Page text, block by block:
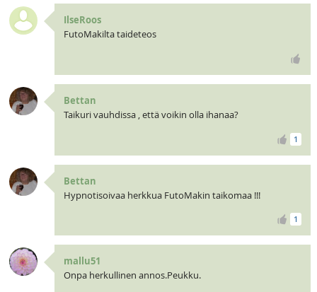
IlseRoos
FutoMakilta taideteos
Bettan
Taikuri vauhdissa , että voikin olla ihanaa?
1
Bettan
Hypnotisoivaa herkkua FutoMakin taikomaa !!!
1
mallu51
Onpa herkullinen annos.Peukku.